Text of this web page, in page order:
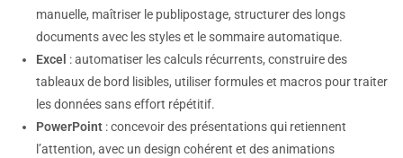
manuelle, maîtriser le publipostage, structurer des longs
documents avec les styles et le sommaire automatique.
Excel : automatiser les calculs récurrents, construire des
tableaux de bord lisibles, utiliser formules et macros pour traiter
les données sans effort répétitif.
PowerPoint : concevoir des présentations qui retiennent
l’attention, avec un design cohérent et des animations